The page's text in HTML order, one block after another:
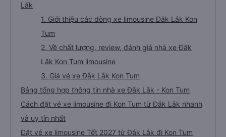
Lắk
1. Giới thiệu các dòng xe limousine Đắk Lắk Kon
Tum
2. Về chất lượng, review, đánh giá nhà xe Đắk
Lắk Kon Tum limousine
3. Giá vé xe Đắk Lắk Kon Tum
Bảng tổng hợp thông tin nhà xe Đắk Lắk - Kon Tum
Cách đặt vé xe limousine đi Kon Tum từ Đắk Lắk nhanh
và uy tín nhất
Đặt vé xe limousine Tết 2027 từ Đắk Lắk đi Kon Tum